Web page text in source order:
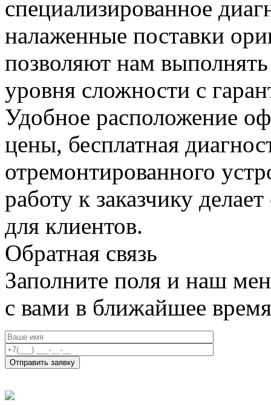
специализированное
налаженные поставки
позволяют нам
уровня сложности с
Удобное расположение
цены, бесплатная
отремонтированного
работу к заказчику
для клиентов.
Обратная связь
Заполните поля и наш
с вами в ближайшее время